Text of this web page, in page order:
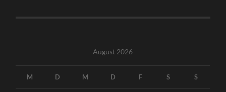
August 2026
M D M D F S S